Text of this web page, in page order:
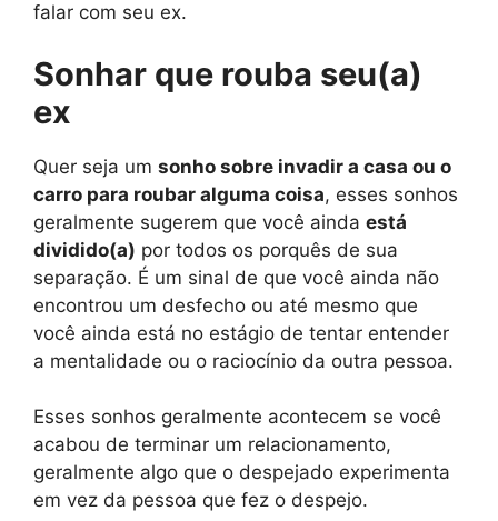
falar com seu ex.
Sonhar que rouba seu(a)
ex
Quer seja um sonho sobre invadir a casa ou o
carro para roubar alguma coisa, esses sonhos
geralmente sugerem que você ainda está
dividido(a) por todos os porquês de sua
separação. É um sinal de que você ainda não
encontrou um desfecho ou até mesmo que
você ainda está no estágio de tentar entender
a mentalidade ou o raciocínio da outra pessoa.
Esses sonhos geralmente acontecem se você
acabou de terminar um relacionamento,
geralmente algo que o despejado experimenta
em vez da pessoa que fez o despejo.